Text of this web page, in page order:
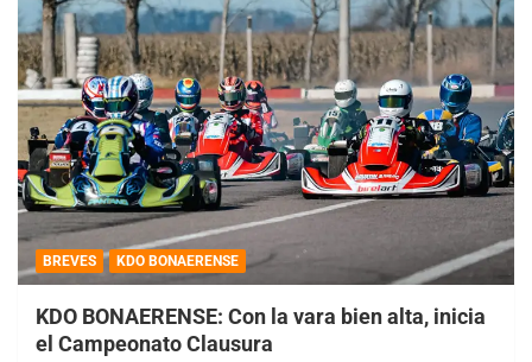
BREVES KDO BONAERENSE
KDO BONAERENSE: Con la vara bien alta, inicia
el Campeonato Clausura